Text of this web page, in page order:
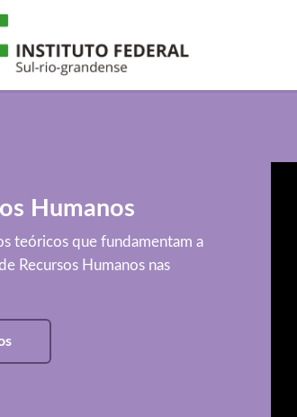
Humanos
teóricos que fundamentam a
Recursos Humanos nas